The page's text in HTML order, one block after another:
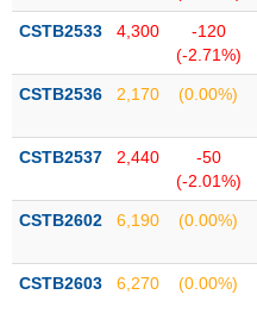
Trạng
cổ
Quy
thị
Niêm
CSTB2533 4,300
-120
(-2.71%)
CSTB2536 2,170 (0.00%)
CSTB2537 2,440
-50
(-2.01%)
CSTB2602 6,190 (0.00%)
CSTB2603 6,270 (0.00%)
NGÀNH
CỔ